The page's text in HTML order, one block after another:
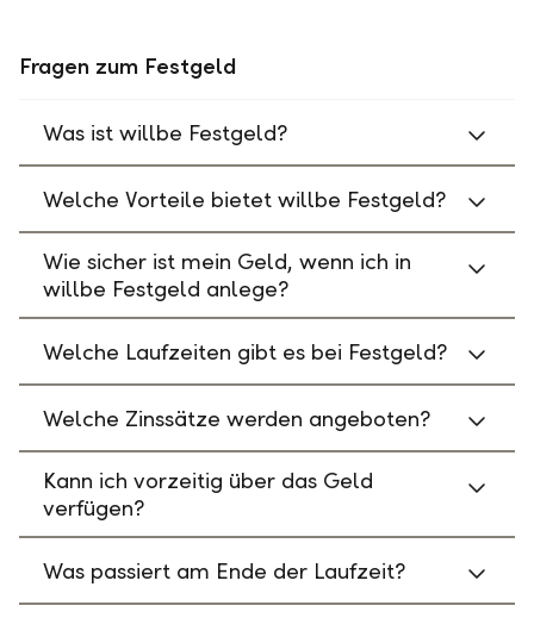
Fragen zum Festgeld
Was ist willbe Festgeld?
Welche Vorteile bietet willbe Festgeld?
Wie sicher ist mein Geld, wenn ich in
willbe Festgeld anlege?
Welche Laufzeiten gibt es bei Festgeld?
Welche Zinssätze werden angeboten?
Kann ich vorzeitig über das Geld
verfügen?
Was passiert am Ende der Laufzeit?